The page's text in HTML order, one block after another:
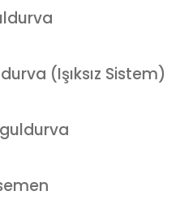
(Işıksız Sistem)